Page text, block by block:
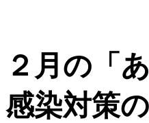
２月の「
感染対策